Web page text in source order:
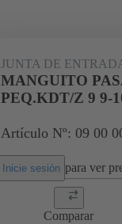
JUNTA DE
MANGUITO
PEQ.KDT/Z 9 9-
Artículo Nº: 09 00
Inicie sesión para ver
Comparar